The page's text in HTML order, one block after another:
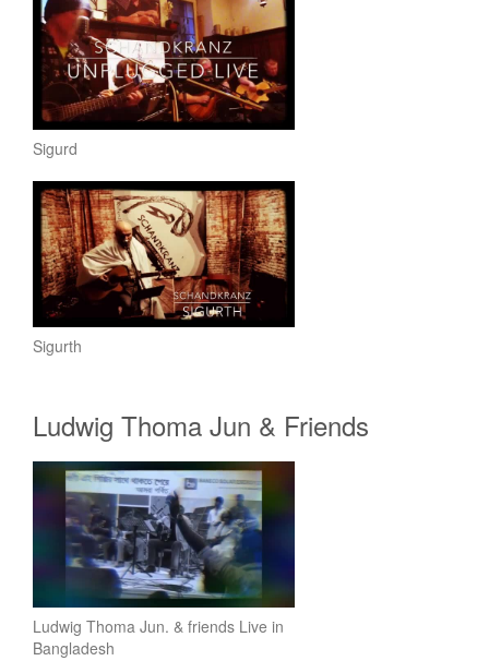
Sigurd
Sigurth
Ludwig Thoma Jun & Friends
Ludwig Thoma Jun. & friends Live in
Bangladesh